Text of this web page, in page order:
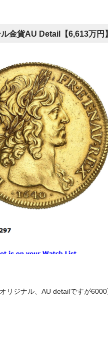
金貨AU Detail【6,613万円】
リジナル、AU detailですが